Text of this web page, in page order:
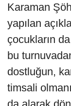
Karaman
yapılan
çocukların
bu
dostluğun,
timsali